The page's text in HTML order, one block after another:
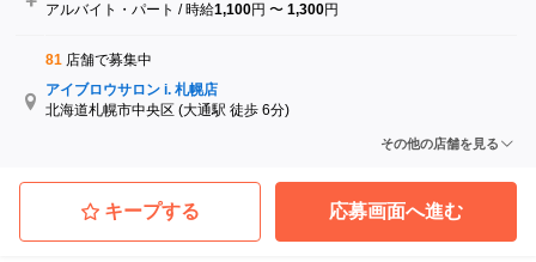
アルバイト・パート /時給1,100円 〜1,300円
81 店舗で募集中
アイブロウサロン i. 札幌店
北海道札幌市中央区 (大通駅 徒歩 6分)
アイブロウサロン i. 旭川店
北海道旭川市
(永山駅 徒歩 9分)
アイブロウサロン i. 盛岡店
岩手県盛岡市 (盛岡駅)
その他の店舗を見る
キープする 応募画面へ進む